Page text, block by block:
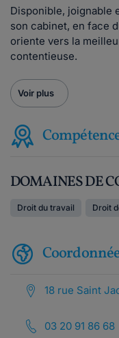
Disponible, joignable
son cabinet, en face
oriente vers la
contentieuse.
Voir plus
DOMAINES DE
Droit du travail Droit
18 rue Saint
03 20 91 86 68